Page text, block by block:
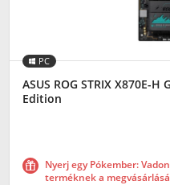
PC
ASUS ROG STRIX X870E-
Edition
Nyerj egy Pókember:
terméknek a